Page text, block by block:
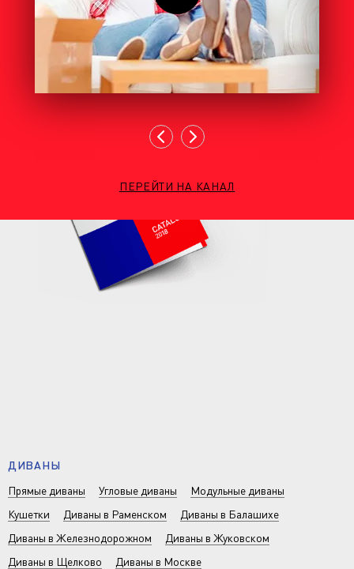
ПЕРЕЙТИ НА КАНАЛ
ДИВАНЫ
Прямые диваны
Угловые диваны
Модульные диваны
Кушетки
Диваны в Раменском
Диваны в Балашихе
Диваны в Железнодорожном
Диваны в Жуковском
Диваны в Щелково
Диваны в Москве